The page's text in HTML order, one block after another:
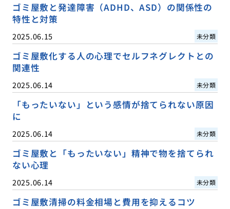
ゴミ屋敷と発達障害（ADHD、ASD）の関係性の
特性と対策
2025.06.15 未分類
ゴミ屋敷化する人の心理でセルフネグレクトとの
関連性
2025.06.14 未分類
「もったいない」という感情が捨てられない原因
に
2025.06.14 未分類
ゴミ屋敷と「もったいない」精神で物を捨てられ
ない心理
2025.06.14 未分類
ゴミ屋敷清掃の料金相場と費用を抑えるコツ